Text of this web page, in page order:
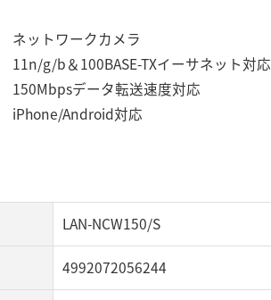
ネットワークカメラ
11n/g/b＆100BASE-TXイーサネット対応
150Mbpsデータ転送速度対応
iPhone/Android対応
LAN-NCW150/S
4992072056244